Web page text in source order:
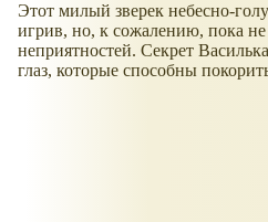
Этот милый зверек небесно-
игрив, но, к сожалению, пока не
неприятностей. Секрет
глаз, которые способны